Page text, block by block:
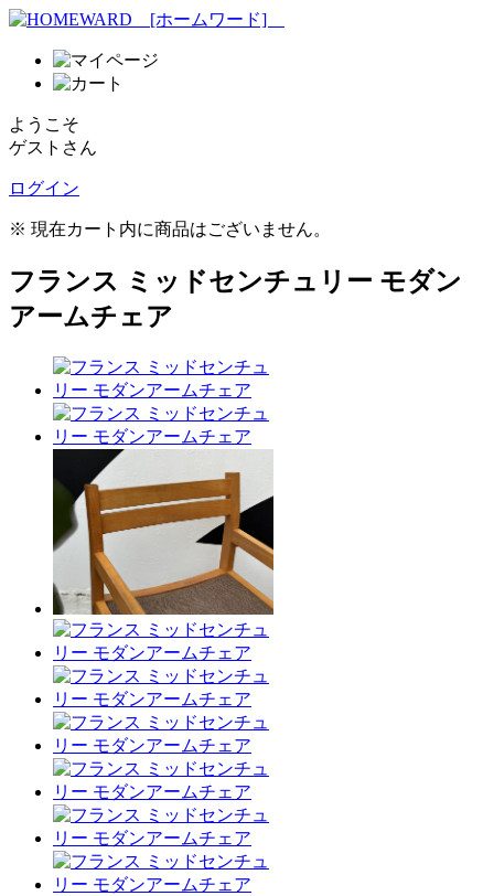
ようこそ
ゲストさん
ログイン
※ 現在カート内に商品はございません。
フランス ミッドセンチュリー モダン
アームチェア